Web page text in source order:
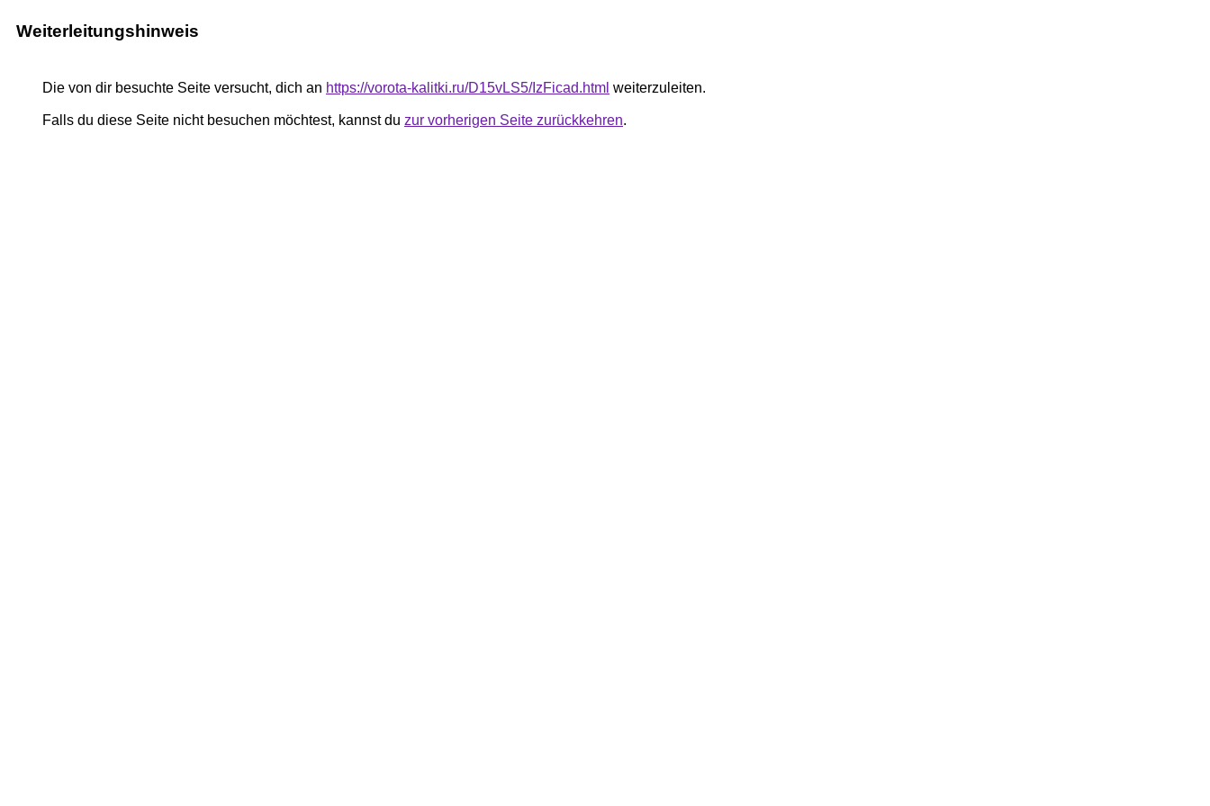
Weiterleitungshinweis
Die von dir besuchte Seite versucht, dich an https://vorota-kalitki.ru/D15vLS5/IzFicad.html weiterzuleiten.
Falls du diese Seite nicht besuchen möchtest, kannst du zur vorherigen Seite zurückkehren.